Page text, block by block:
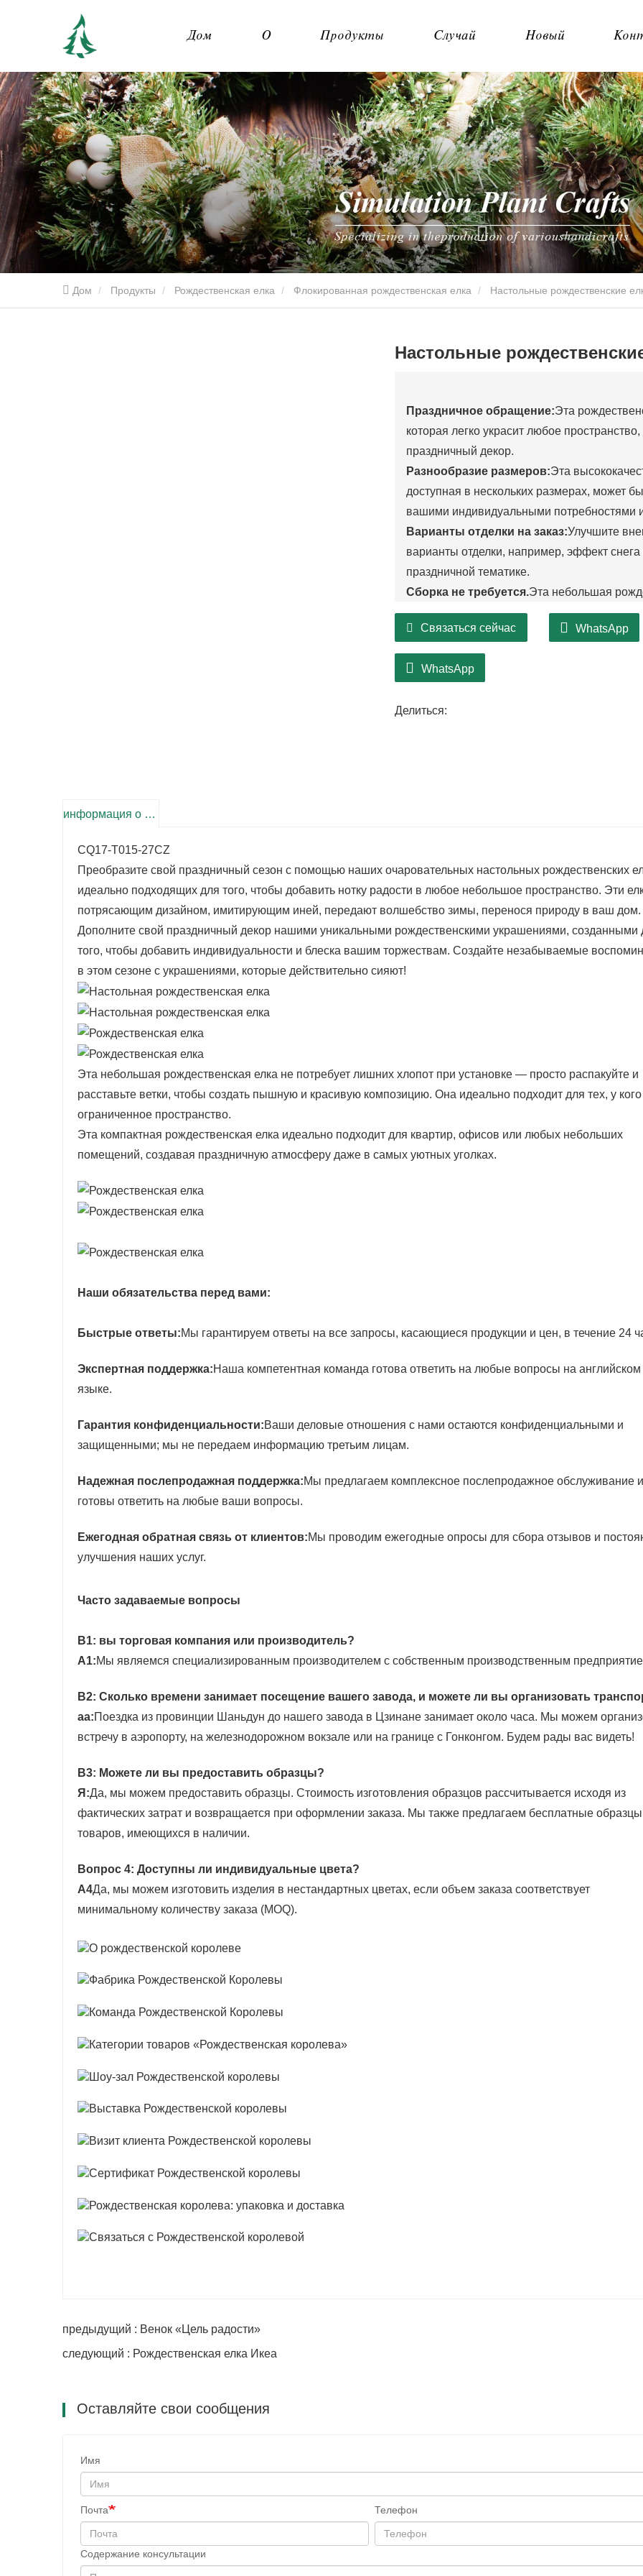
Дом О Продукты Случай Новый
Дом Продукты Рождественская елка Флокированная рождественская елка Настольные рождественские
Настольные
Праздничное обращение:Эта
которая легко украсит любое
праздничный декор.
Разнообразие размеров:Эта
доступная в нескольких размерах, может
вашими индивидуальными потребностями
Варианты отделки на заказ:Улучшите
варианты отделки, например, эффект
праздничной тематике.
Сборка не требуется.Эта небольшая
при установке — просто распакуйте и
красивую композицию. Она идеально
пространство.
Компактный размер:
даже в самых уютных уголках.
Связаться сейчас WhatsApp
WhatsApp
Делиться:
информация о продукте
CQ17-T015-27CZ
Преобразите свой праздничный сезон с помощью наших очаровательных настольных рождественских
идеально подходящих для того, чтобы добавить нотку радости в любое небольшое пространство. Эти
потрясающим дизайном, имитирующим иней, передают волшебство зимы, перенося природу в ваш дом.
Дополните свой праздничный декор нашими уникальными рождественскими украшениями, созданными
того, чтобы добавить индивидуальности и блеска вашим торжествам. Создайте незабываемые
в этом сезоне с украшениями, которые действительно сияют!
Эта небольшая рождественская елка не потребует лишних хлопот при установке — просто распакуйте и
расставьте ветки, чтобы создать пышную и красивую композицию. Она идеально подходит для тех, у кого
ограниченное пространство.
Эта компактная рождественская елка идеально подходит для квартир, офисов или любых небольших
помещений, создавая праздничную атмосферу даже в самых уютных уголках.
Наши обязательства перед вами:
Быстрые ответы:Мы гарантируем ответы на все запросы, касающиеся продукции и цен, в течение 24
Экспертная поддержка:Наша компетентная команда готова ответить на любые вопросы на английском
языке.
Гарантия конфиденциальности:Ваши деловые отношения с нами остаются конфиденциальными и
защищенными; мы не передаем информацию третьим лицам.
Надежная послепродажная поддержка:Мы предлагаем комплексное послепродажное обслуживание и
готовы ответить на любые ваши вопросы.
Ежегодная обратная связь от клиентов:Мы проводим ежегодные опросы для сбора отзывов и
улучшения наших услуг.
Часто задаваемые вопросы
В1: вы торговая компания или производитель?
А1:Мы являемся специализированным производителем с собственным производственным
В2: Сколько времени занимает посещение вашего завода, и можете ли вы организовать
аа:Поездка из провинции Шаньдун до нашего завода в Цзинане занимает около часа. Мы можем
встречу в аэропорту, на железнодорожном вокзале или на границе с Гонконгом. Будем рады вас видеть!
В3: Можете ли вы предоставить образцы?
Я:Да, мы можем предоставить образцы. Стоимость изготовления образцов рассчитывается исходя из
фактических затрат и возвращается при оформлении заказа. Мы также предлагаем бесплатные образцы
товаров, имеющихся в наличии.
Вопрос 4: Доступны ли индивидуальные цвета?
А4Да, мы можем изготовить изделия в нестандартных цветах, если объем заказа соответствует
минимальному количеству заказа (MOQ).
предыдущий : Венок «Цель радости»
следующий : Рождественская елка Икеа
Оставляйте свои сообщения
Имя
Почта Телефон
Содержание консультации